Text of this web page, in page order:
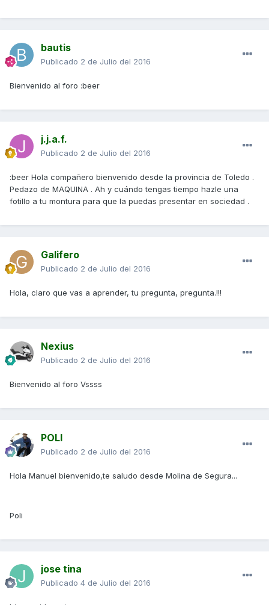
bautis
Publicado 2 de Julio del 2016
Bienvenido al foro :beer
j.j.a.f.
Publicado 2 de Julio del 2016
:beer Hola compañero bienvenido desde la provincia de Toledo .
Pedazo de MAQUINA . Ah y cuándo tengas tiempo hazle una
fotillo a tu montura para que la puedas presentar en sociedad .
Galifero
Publicado 2 de Julio del 2016
Hola, claro que vas a aprender, tu pregunta, pregunta.!!!
Nexius
Publicado 2 de Julio del 2016
Bienvenido al foro Vssss
POLI
Publicado 2 de Julio del 2016
Hola Manuel bienvenido,te saludo desde Molina de Segura...
Poli
jose tina
Publicado 4 de Julio del 2016